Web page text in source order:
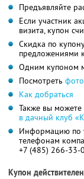
Предъявляйте
Если участник
визита, купон
Скидка по
предложениями
Одним купоном
Посмотреть
Как добраться
Также вы
в дачный клуб
Информацию по
телефонам
+7 (485) 266-33-
Купон